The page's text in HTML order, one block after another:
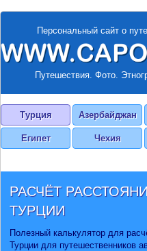
Персональный сайт о
Путешествия. Фото.
Турция Азербайджан
Египет Чехия
РАСЧЁТ
ТУРЦИИ
Полезный калькулятор для
Турции для путешественников